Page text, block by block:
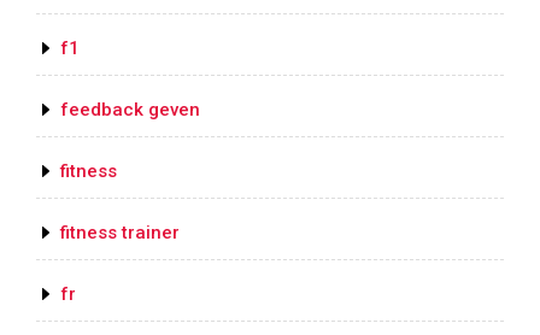
f1
feedback geven
fitness
fitness trainer
fr